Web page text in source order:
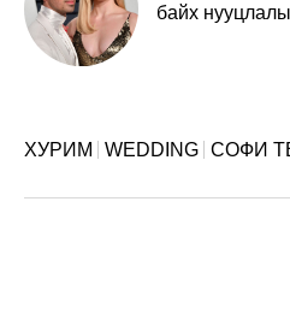
байх
ХУРИМ WEDDING СОФИ